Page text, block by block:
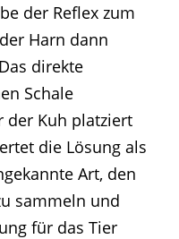
der Reflex zum
Harn dann
direkte
Schale
der Kuh platziert
die Lösung als
Art, den
sammeln und
für das Tier